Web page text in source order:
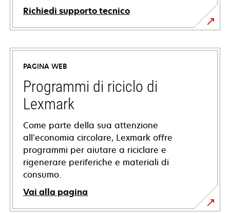
Richiedi supporto tecnico
si
apre
una
nuova
scheda
PAGINA WEB
Programmi di riciclo di
Lexmark
Come parte della sua attenzione
all’economia circolare, Lexmark offre
programmi per aiutare a riciclare e
rigenerare periferiche e materiali di
consumo.
Vai alla pagina